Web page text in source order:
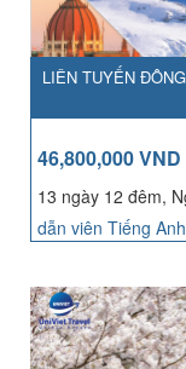
LIÊN TUYẾN
46,800,000 VND
13 ngày 12 đêm,
dẫn viên Tiếng